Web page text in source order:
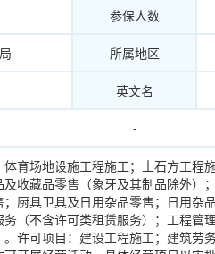
参保人数
所属地区
英文名
-
育场地设施工程施工；土石方工程
收藏品零售（象牙及其制品除外）
厨具卫具及日用杂品零售；日用杂
（不含许可类租赁服务）；工程管
许可项目：建设工程施工；建筑劳